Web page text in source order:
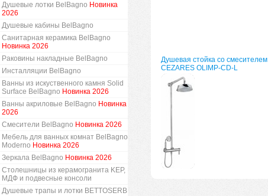
Душевые лотки BelBagno Новинка
2026
Душевые кабины BelBagno
Санитарная керамика BelBagno
Новинка 2026
Раковины накладные BelBagno
Инсталляции BelBagno
Ванны из искуственного камня Solid
Surface BelBagno Новинка 2026
Ванны акриловые BelBagno Новинка
2026
Смесители BelBagno Новинка 2026
Мебель для ванных комнат BelBagno
Moderno Новинка 2026
Зеркала BelBagno Новинка 2026
Столешницы из керамогранита KEP,
МДФ и подвесные консоли
Душевые трапы и лотки BETTOSERB
Душевая стойка со смесителем
CEZARES OLIMP-CD-L